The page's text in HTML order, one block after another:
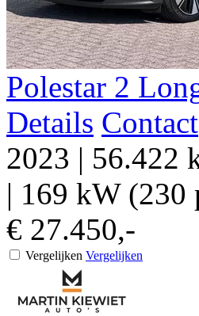
Polestar 2
Details Contact
2023 | 56.422
| 169 kW (230
€ 27.450,-
Vergelijken Vergelijken